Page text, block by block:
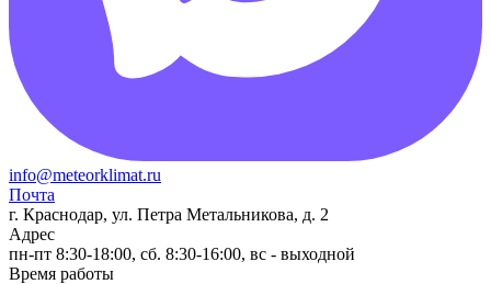
info@meteorklimat.ru
Почта
г. Краснодар, ул. Петра Метальникова, д. 2
Адрес
пн-пт 8:30-18:00, сб. 8:30-16:00, вс - выходной
Время работы